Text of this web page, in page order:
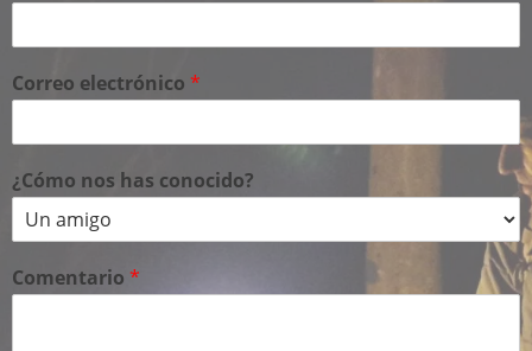
Correo electrónico *
¿Cómo nos has conocido?
Comentario *